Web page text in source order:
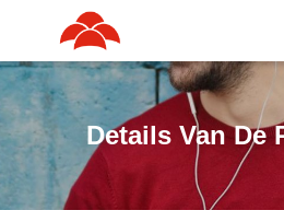
Details Van De